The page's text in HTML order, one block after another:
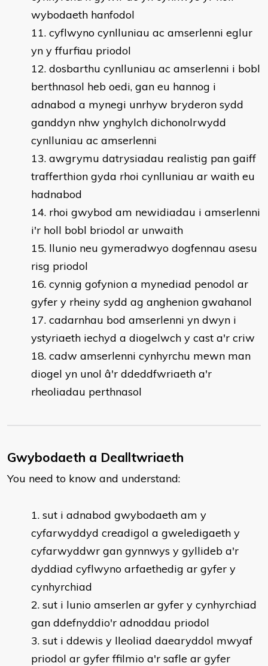
wybodaeth hanfodol
cyflwyno cynlluniau ac amserlenni eglur
yn y ffurfiau priodol
dosbarthu cynlluniau ac amserlenni i bobl
berthnasol heb oedi, gan eu hannog i
adnabod a mynegi unrhyw bryderon sydd
ganddyn nhw ynghylch dichonolrwydd
cynlluniau ac amserlenni
awgrymu datrysiadau realistig pan gaiff
trafferthion gyda rhoi cynlluniau ar waith eu
hadnabod
rhoi gwybod am newidiadau i amserlenni
i'r holl bobl briodol ar unwaith
llunio neu gymeradwyo dogfennau asesu
risg priodol
cynnig gofynion a mynediad penodol ar
gyfer y rheiny sydd ag anghenion gwahanol
cadarnhau bod amserlenni yn dwyn i
ystyriaeth iechyd a diogelwch y cast a'r criw
cadw amserlenni cynhyrchu mewn man
diogel yn unol â'r ddeddfwriaeth a'r
rheoliadau perthnasol
Gwybodaeth a Dealltwriaeth
You need to know and understand:
​sut i adnabod gwybodaeth am y
cyfarwyddyd creadigol a gweledigaeth y
cyfarwyddwr gan gynnwys y gyllideb a'r
dyddiad cyflwyno arfaethedig ar gyfer y
cynhyrchiad
sut i lunio amserlen ar gyfer y cynhyrchiad
gan ddefnyddio'r adnoddau priodol
sut i ddewis y lleoliad daearyddol mwyaf
priodol ar gyfer ffilmio a'r safle ar gyfer